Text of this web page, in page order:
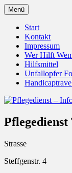
Zum
Inhalt
springen
und
Unfallopfer
Menü
Start
Kontakt
Impressum
Wer Hilft
Hilfsmittel
Unfallopfer
Strasse
Steffgenstr. 4